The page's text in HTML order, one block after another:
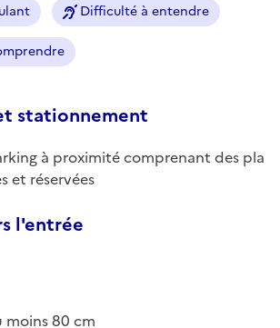
Difficulté à entendre
stationnement
à proximité comprenant des pla
et réservées
l'entrée
moins 80 cm